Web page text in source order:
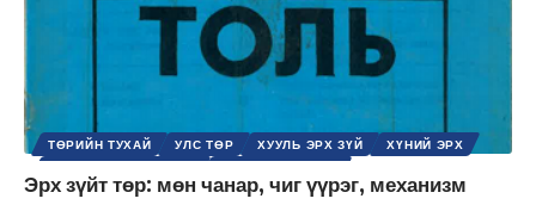
ТӨРИЙН ТУХАЙ УЛС ТӨР ХУУЛЬ ЭРХ ЗҮЙ
ХҮНИЙ ЭРХ
Эрх зүйт төр: мөн чанар, чиг үүрэг, механизм